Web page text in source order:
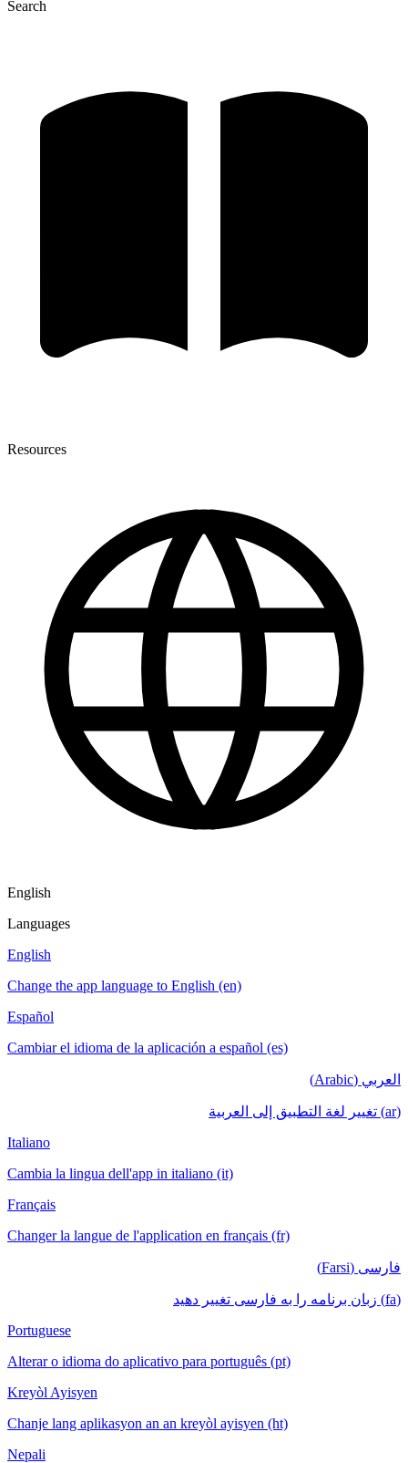
Search
Resources
English
Languages
English
Change the app language to English (en)
Español
Cambiar el idioma de la aplicación a español (es)
العربي (Arabic)
(ar) تغيير لغة التطبيق إلى العربية
Italiano
Cambia la lingua dell'app in italiano (it)
Français
Changer la langue de l'application en français (fr)
فارسی (Farsi)
(fa) زبان برنامه را به فارسی تغییر دهید
Portuguese
Alterar o idioma do aplicativo para português (pt)
Kreyòl Ayisyen
Chanje lang aplikasyon an an kreyòl ayisyen (ht)
Nepali